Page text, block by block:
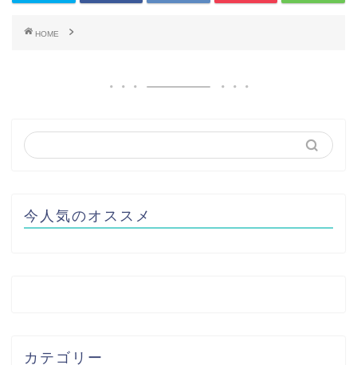
HOME
今人気のオススメ
カテゴリー